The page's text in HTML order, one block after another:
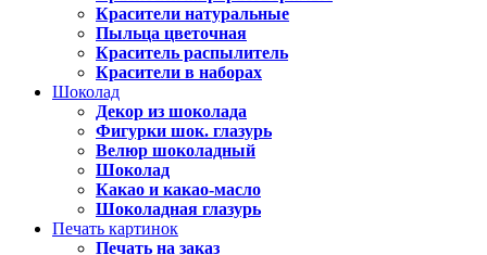
Красители натуральные
Пыльца цветочная
Краситель распылитель
Красители в наборах
Шоколад
Декор из шоколада
Фигурки шок. глазурь
Велюр шоколадный
Шоколад
Какао и какао-масло
Шоколадная глазурь
Печать картинок
Печать на заказ